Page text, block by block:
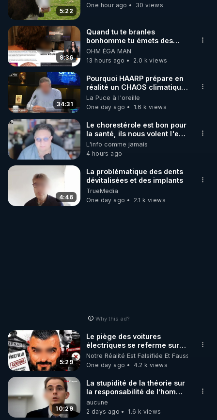
5:22
One hour ago
30 views
9:36
Quand tu te branles
bonhomme tu émets des
ondes ils ont juste omis de
t'expliquer
OHM ÉGA MAN
13 hours ago
2.0 k views
34:31
Pourquoi HAARP prépare en
réalité un CHAOS climatique,
on répond
La Puce à l'oreille
One day ago
1.6 k views
Le chorestérole est bon pour
la santé, ils nous volent l'eau
! 😒🤢😡
https://odysee.com/@anonyme:d3/
L'info comme jamais
4 hours ago
4:46
La problématique des dents
dévitalisées et des implants
TrueMedia
One day ago
2.1 k views
Why this ad?
5:29
Le piège des voitures
électriques se referme sur
les usagers !
Notre Réalité Est Falsifiée Et Fausse
One day ago
4.2 k views
10:29
La stupidité de la théorie sur
la responsabilité de l’homme
concernant le dioxyde de
carbone.
aucune
2 days ago
1.6 k views